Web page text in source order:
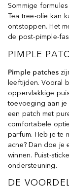
Sommige
Tea tree-olie kan
ontstoppen. Het
de post-pimple-
PIMPLE
Pimple patches
leeftijden. Vooral
oppervlakkige
toevoeging aan je
een patch met
comfortabele
parfum. Heb je te
acne? Dan doe je
winnen. Puist-
ondersteuning.
DE